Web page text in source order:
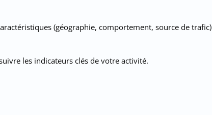
(géographie, comportement, source de trafic)
les indicateurs clés de votre activité.